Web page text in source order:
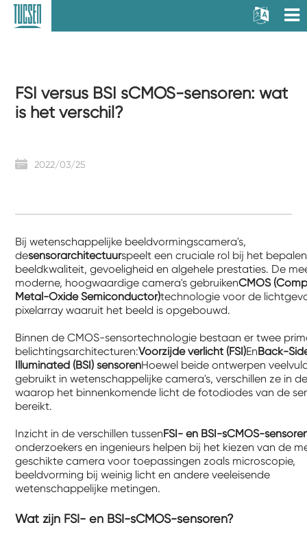
FSI versus BSI sCMOS-sensoren: wat
is het verschil?
2022/03/25
Bij wetenschappelijke beeldvormingscamera's,
desensorarchitectuurspeelt een cruciale rol bij het
beeldkwaliteit, gevoeligheid en algehele prestaties. De
moderne, hoogwaardige camera's gebruikenCMOS
Metal-Oxide Semiconductor)technologie voor de
pixelarray waaruit het beeld is opgebouwd.
Binnen de CMOS-sensortechnologie bestaan ​​er twee
belichtingsarchitecturen:Voorzijde verlicht (FSI)EnBack-
Illuminated (BSI) sensorenHoewel beide ontwerpen
gebruikt in wetenschappelijke camera's, verschillen ze in
waarop het binnenkomende licht de fotodiodes van de
bereikt.
Inzicht in de verschillen tussenFSI- en BSI-sCMOS-
onderzoekers en ingenieurs helpen bij het kiezen van de
geschikte camera voor toepassingen zoals microscopie,
beeldvorming bij weinig licht en andere veeleisende
wetenschappelijke metingen.
Wat zijn FSI- en BSI-sCMOS-sensoren?